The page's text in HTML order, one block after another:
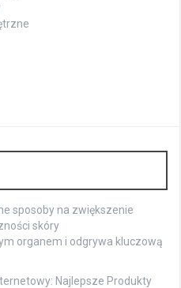
sposoby na zwiększenie
skóry
organem i odgrywa kluczową
Najlepsze Produkty